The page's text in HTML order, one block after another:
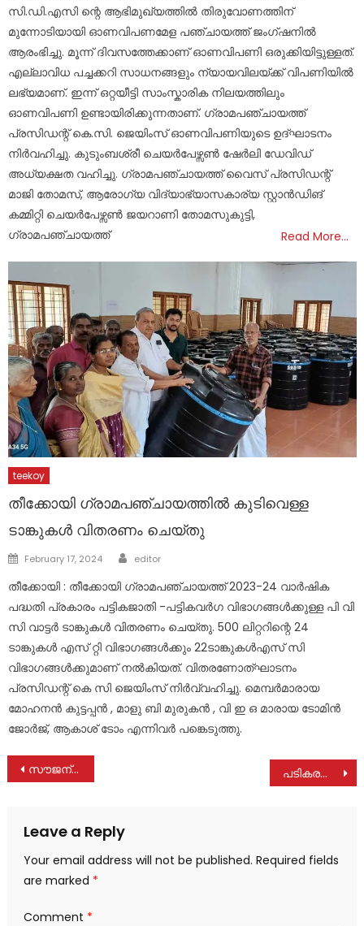
സി.ഡി.എസി ന്റെ ആഭിമുഖ്യത്തിൽ തിരുവോണത്തിന്
മുന്നോടിയായി ഓണവിപണമേള പഞ്ചായത്ത് ജംഗ്ഷനിൽ
ആരംഭിച്ചു. മൂന്ന് ദിവസത്തേക്കാണ് ഓണവിപണി ഒരുക്കിയിട്ടുള്ളത്.
എല്ലാവിധ പച്ചക്കറി സാധനങ്ങളും ന്യായവിലയ്ക്ക് വിപണിയിൽ
ലഭ്യമാണ്. ഇന്ന് ഒറ്റയീട്ടി സാംസ്കാരിക നിലയത്തിലും
ഓണവിപണി ഉണ്ടായിരിക്കുന്നതാണ്. ഗ്രാമപഞ്ചായത്ത്
പ്രസിഡന്റ് കെ.സി. ജെയിംസ് ഓണവിപണിയുടെ ഉദ്ഘാടനം
നിർവഹിച്ചു. കുടുംബശ്രീ ചെയർപേഴ്സൺ ഷേർലി ഡേവിഡ്
അധ്യക്ഷത വഹിച്ചു. ഗ്രാമപഞ്ചായത്ത് വൈസ് പ്രസിഡന്റ്
മാജി തോമസ്, ആരോഗ്യ വിദ്യാഭ്യാസകാര്യ സ്റ്റാൻഡിങ്
കമ്മിറ്റി ചെയർപേഴ്സൺ ജയറാണി തോമസുകുട്ടി,
ഗ്രാമപഞ്ചായത്ത്
Read More…
teekoy
തീക്കോയി ഗ്രാമപഞ്ചായത്തിൽ കുടിവെള്ള
ടാങ്കുകൾ വിതരണം ചെയ്തു
Posted
February 17, 2024 Author
editor
തീക്കോയി : തീക്കോയി ഗ്രാമപഞ്ചായത്ത് 2023-24 വാർഷിക
പദ്ധതി പ്രകാരം പട്ടികജാതി -പട്ടികവർഗ വിഭാഗങ്ങൾക്കുള്ള പി വി
സി വാട്ടർ ടാങ്കുകൾ വിതരണം ചെയ്തു. 500 ലിറ്ററിന്റെ 24
ടാങ്കുകൾ എസ് റ്റി വിഭാഗങ്ങൾക്കും 22ടാങ്കുകൾഎസ് സി
വിഭാഗങ്ങൾക്കുമാണ് നൽകിയത്. വിതരണോത്ഘാടനം
പ്രസിഡന്റ്‌ കെ സി ജെയിംസ് നിർവ്വഹിച്ചു. മെമ്പർമാരായ
മോഹനൻ കുട്ടപ്പൻ , മാളു ബി മുരുകൻ , വി ഇ ഒ മാരായ ടോമിൻ
ജോർജ്, ആകാശ് ടോം എന്നിവർ പങ്കെടുത്തു.
Post
സൗജന്യ രോഗ / സർജറി നിർണ്ണയ ക്യാമ്പുമായി കാഞ്ഞിരപ്പളളി മേരീക്വീൻസ് ആശുപത്രി പടികരയിൽ കുര്യൻ പി വി (പാപ്പച്ചൻ) നിര്യാതനായി
Leave a Reply
Your email address will not be published. Required fields
are marked *
Comment *